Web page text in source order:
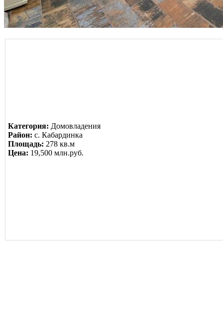
Категория: Домовладения
Район: с. Кабардинка
Площадь: 278 кв.м
Цена: 19,500 млн.руб.